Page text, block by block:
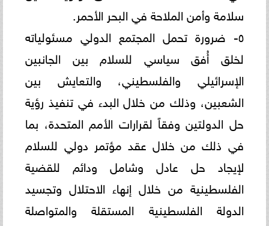
سلامة وأمن الملاحة في البحر الأحمر.
٥- ضرورة تحمل المجتمع الدولي مسئولياته
لخلق أُفق سياسي للسلام بين الجانبين
الإسرائيلي والفلسطيني، والتعايش بين
الشعبين، وذلك من خلال البدء في تنفيذ رؤية
حل الدولتين وفقاً لقرارات الأمم المتحدة، بما
في ذلك من خلال عقد مؤتمر دولي للسلام
لإيجاد حل عادل وشامل ودائم للقضية
الفلسطينية من خلال إنهاء الاحتلال وتجسيد
الدولة الفلسطينية المستقلة والمتواصلة